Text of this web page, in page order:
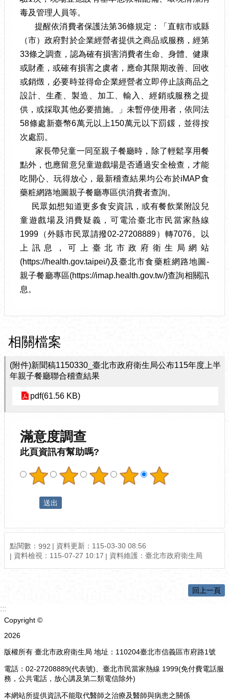
毒及管理人員等。
提醒依消費者保護法第36條規定：「直轄市或縣
（市）政府對於企業經營者提供之商品或服務，經第
33條之調查，認為確有損害消費者生命、身體、健康
或財產，或確有損害之虞者，應命其限期改善、回收
或銷燬，必要時並得命企業經營者立即停止該商品之
設計、生產、製造、加工、輸入、經銷或服務之提
供，或採取其他必要措施。」未暫停使用者，依同法
58條處新臺幣6萬元以上150萬元以下罰鍰，並得按
次處罰。
家長帶兒童一同至親子餐廳時，除了輕鬆享用餐
點外，也應留意兒童遊戲場是否通過安全檢查，才能
吃開心、玩得放心，最新稽查結果均公布於iMAP食
藥粧網路地圖親子餐廳專區供消費者查詢。
民眾如想知道更多食安資訊，或有餐飲業附設兒
童遊戲場及消費疑義，可電洽臺北市民當家熱線
1999（外縣市民眾請撥02-27208889）轉7076。以
上訊息，可上臺北市政府衛生局網站
(https://health.gov.taipei/)及臺北市食藥粧網路地圖-
親子餐廳專區(https://imap.health.gov.tw/)查詢相關訊
息。
相關檔案
(附件)新聞稿1150330_臺北市政府衛生局公布115年度上半
年親子餐廳聯合稽查結果
pdf(61.56 KB)
滿意度調查
此頁資訊有幫助嗎?
點閱數： 992
資料更新：115-03-30 08:56
資料檢視：115-07-27 10:17
資料維護：臺北市政府衛生局
回上一頁
:::
Copyright ©
2026
版權所有 臺北市政府衛生局 地址：110204臺北市信義區市府路1號
電話：02-27208889(代表號)、臺北市民當家熱線 1999(免付費電話服
務，公共電話，放心講及第二類電信除外)
本網站所提供資訊不能取代醫師之治療及醫師與病患之關係